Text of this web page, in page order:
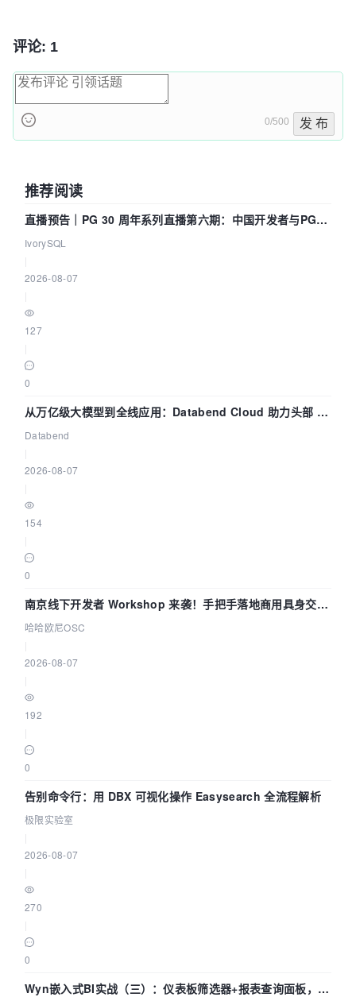
评论: 1
0/500 发 布
推荐阅读
直播预告｜PG 30 周年系列直播第六期：中国开发者与PG内
核——我们改得动吗？我们贡献了什么？
IvorySQL
2026-08-07
127
0
从万亿级大模型到全线应用：Databend Cloud 助力头部 AI
企业构建全链路 Trace 数据管道
Databend
2026-08-07
154
0
南京线下开发者 Workshop 来袭！手把手落地商用具身交互
智能 Agent 应用
哈哈欧尼OSC
2026-08-07
192
0
告别命令行：用 DBX 可视化操作 Easysearch 全流程解析
极限实验室
2026-08-07
270
0
Wyn嵌入式BI实战（三）：仪表板筛选器+报表查询面板，参